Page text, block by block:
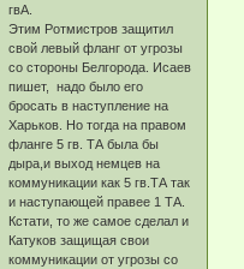
гвА.
Этим Ротмистров защитил
свой левый фланг от угрозы
со стороны Белгорода. Исаев
пишет, надо было его
бросать в наступление на
Харьков. Но тогда на правом
фланге 5 гв. ТА была бы
дыра,и выход немцев на
коммуникации как 5 гв.ТА так
и наступающей правее 1 ТА.
Кстати, то же самое сделал и
Катуков защищая свои
коммуникации от угрозы со